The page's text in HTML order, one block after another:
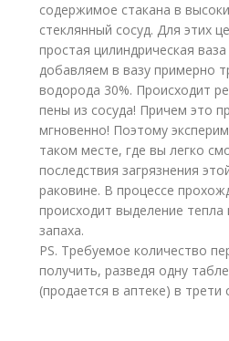
содержимое стакана в
стеклянный сосуд. Для этих
простая цилиндрическая
добавляем в вазу примерно
водорода 30%. Происходит
пены из сосуда! Причем это
мгновенно! Поэтому
таком месте, где вы легко
последствия загрязнения
раковине. В процессе
происходит выделение тепла
запаха.
PS. Требуемое количество
получить, разведя одну
(продается в аптеке) в трети